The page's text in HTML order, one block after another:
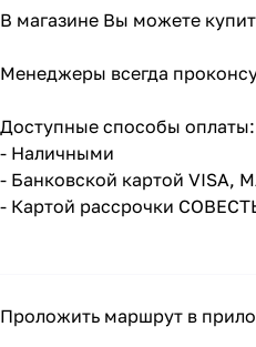
В магазине Вы можете
Менеджеры всегда
Доступные способы оплаты:
- Наличными
- Банковской картой VISA,
- Картой рассрочки
Проложить маршрут в